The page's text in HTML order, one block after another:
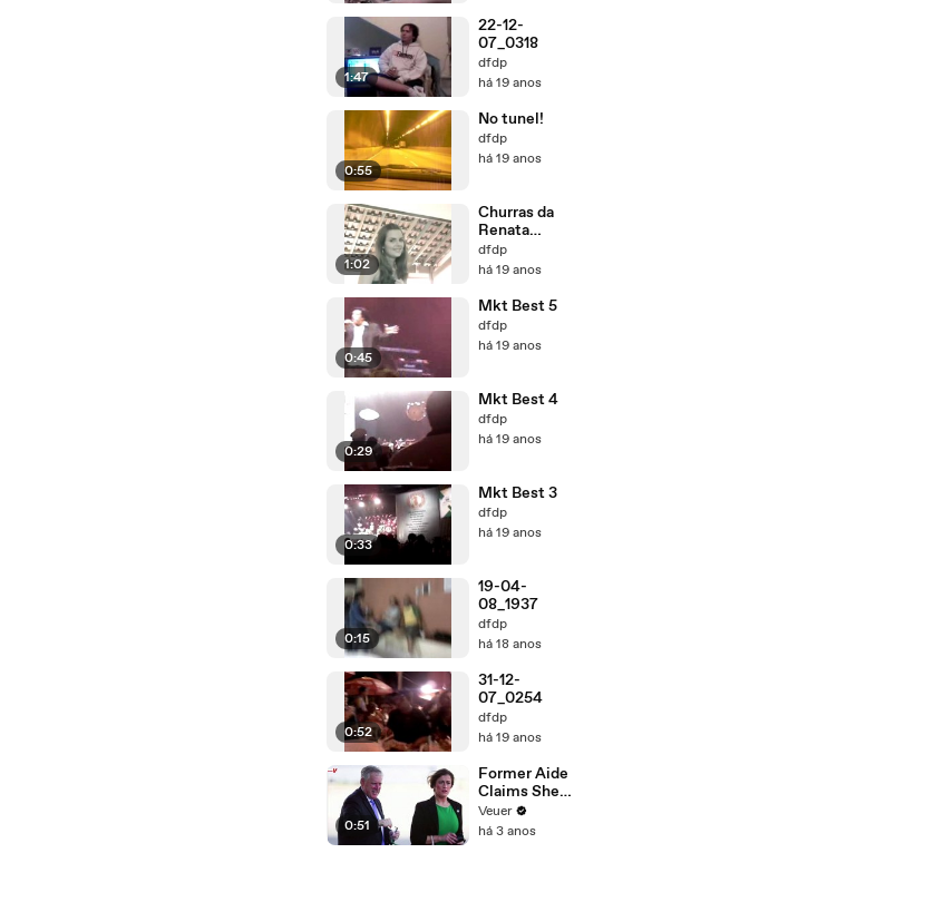
1:47
22-12-
07_0318
dfdp
há 19 anos
0:55
No tunel!
dfdp
há 19 anos
1:02
Churras da
Renata
Olivieri
dfdp
há 19 anos
0:45
Mkt Best 5
dfdp
há 19 anos
0:29
Mkt Best 4
dfdp
há 19 anos
0:33
Mkt Best 3
dfdp
há 19 anos
0:15
19-04-
08_1937
dfdp
há 18 anos
0:52
31-12-
07_0254
dfdp
há 19 anos
0:51
Former Aide
Claims She
Was Asked to
Make a ‘Hit
Veuer
há 3 anos